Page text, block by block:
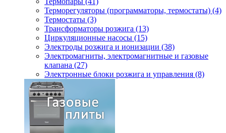
Терморегуляторы (программаторы, термостаты) (4)
Термостаты (3)
Трансформаторы розжига (13)
Циркуляционные насосы (15)
Электроды розжига и ионизации (38)
Электромагниты, электромагнитные и газовые
клапана (27)
Электронные блоки розжига и управления (8)